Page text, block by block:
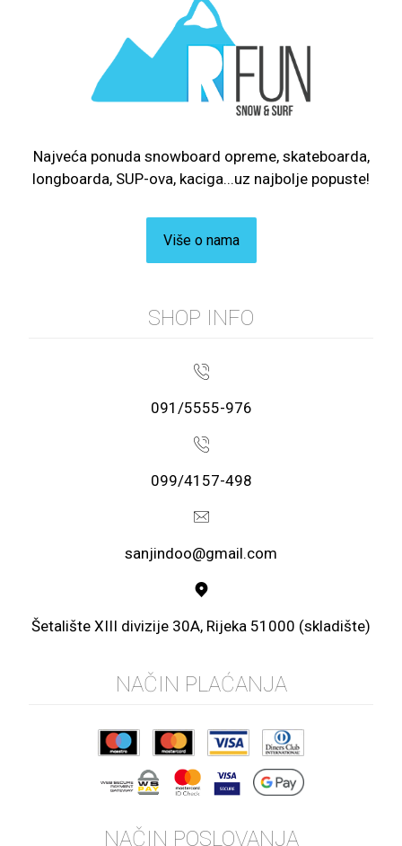
Najveća ponuda snowboard opreme, skateboarda,
longboarda, SUP-ova, kaciga...uz najbolje popuste!
Više o nama
SHOP INFO
091/5555-976
099/4157-498
sanjindoo@gmail.com
Šetalište XIII divizije 30A, Rijeka 51000 (skladište)
NAČIN PLAĆANJA
NAČIN POSLOVANJA